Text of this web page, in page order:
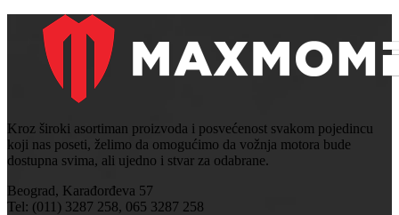
Kroz široki asortiman proizvoda i posvećenost svakom pojedincu
koji nas poseti, želimo da omogućimo da vožnja motora bude
dostupna svima, ali ujedno i stvar za odabrane.
Beograd, Karađorđeva 57
Tel: (011) 3287 258, 065 3287 258